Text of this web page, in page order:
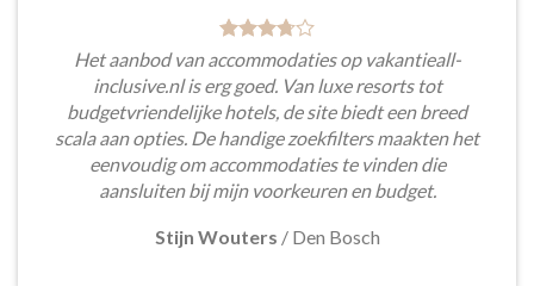
Het aanbod van accommodaties op vakantieall-
inclusive.nl is erg goed. Van luxe resorts tot
budgetvriendelijke hotels, de site biedt een breed
scala aan opties. De handige zoekfilters maakten het
eenvoudig om accommodaties te vinden die
aansluiten bij mijn voorkeuren en budget.
Stijn Wouters / Den Bosch